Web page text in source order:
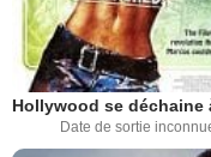
Date de sortie